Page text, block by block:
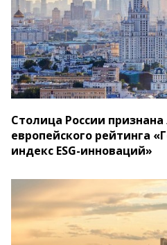
Столица России
европейского рейтинга
индекс ESG-инноваций»